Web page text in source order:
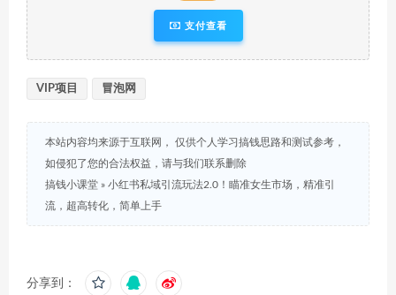
支付查看
VIP项目 冒泡网
本站内容均来源于互联网， 仅供个人学习搞钱思路和测试参考，
如侵犯了您的合法权益，请与我们联系删除
搞钱小课堂 » 小红书私域引流玩法2.0！瞄准女生市场，精准引
流，超高转化，简单上手
分享到：